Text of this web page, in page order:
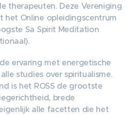
therapeuten. Deze Vereniging
het Online opleidingscentrum
Sa Spirit Meditation
ervaring met energetische
studies over spiritualisme.
is het ROSS de grootste
brede
alle facetten die het